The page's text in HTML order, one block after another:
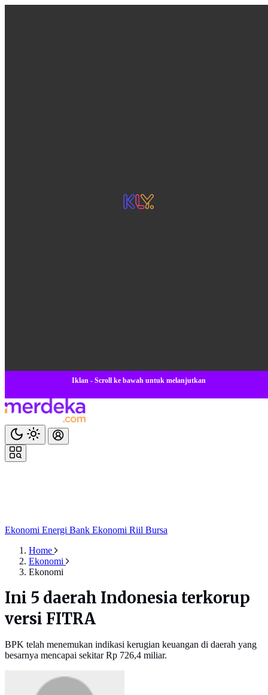
Iklan - Scroll ke bawah untuk melanjutkan
Ekonomi Energi Bank Ekonomi Riil Bursa
Home
Ekonomi
Ekonomi
Ini 5 daerah Indonesia terkorup
versi FITRA
BPK telah menemukan indikasi kerugian keuangan di daerah yang
besarnya mencapai sekitar Rp 726,4 miliar.